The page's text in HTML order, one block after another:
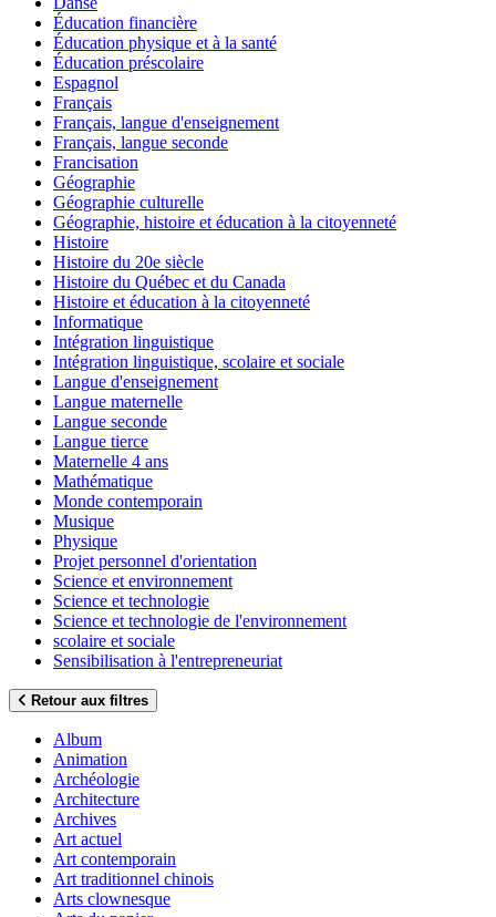
Éducation financière
Éducation physique et à la santé
Éducation préscolaire
Espagnol
Français
Français, langue d'enseignement
Français, langue seconde
Francisation
Géographie
Géographie culturelle
Géographie, histoire et éducation à la citoyenneté
Histoire
Histoire du 20e siècle
Histoire du Québec et du Canada
Histoire et éducation à la citoyenneté
Informatique
Intégration linguistique
Intégration linguistique, scolaire et sociale
Langue d'enseignement
Langue maternelle
Langue seconde
Langue tierce
Maternelle 4 ans
Mathématique
Monde contemporain
Musique
Physique
Projet personnel d'orientation
Science et environnement
Science et technologie
Science et technologie de l'environnement
scolaire et sociale
Sensibilisation à l'entrepreneuriat
Retour aux filtres
Album
Animation
Archéologie
Architecture
Archives
Art actuel
Art contemporain
Art traditionnel chinois
Arts clownesque